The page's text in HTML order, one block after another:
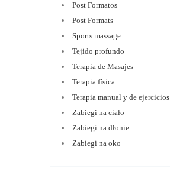
Post Formatos
Post Formats
Sports massage
Tejido profundo
Terapia de Masajes
Terapia física
Terapia manual y de ejercicios
Zabiegi na ciało
Zabiegi na dłonie
Zabiegi na oko